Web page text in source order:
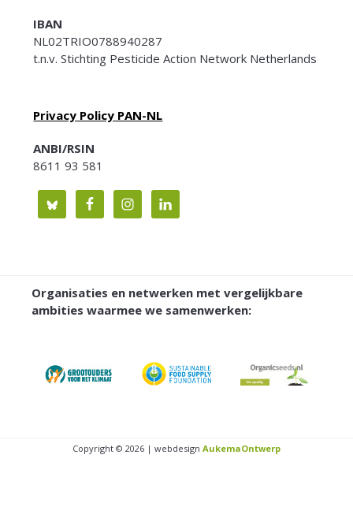
IBAN
NL02TRIO0788940287
t.n.v. Stichting Pesticide Action Network Netherlands
Privacy Policy PAN-NL
ANBI/RSIN
8611 93 581
Organisaties en netwerken met vergelijkbare
ambities waarmee we samenwerken:
Copyright © 2026 | webdesign AukemaOntwerp